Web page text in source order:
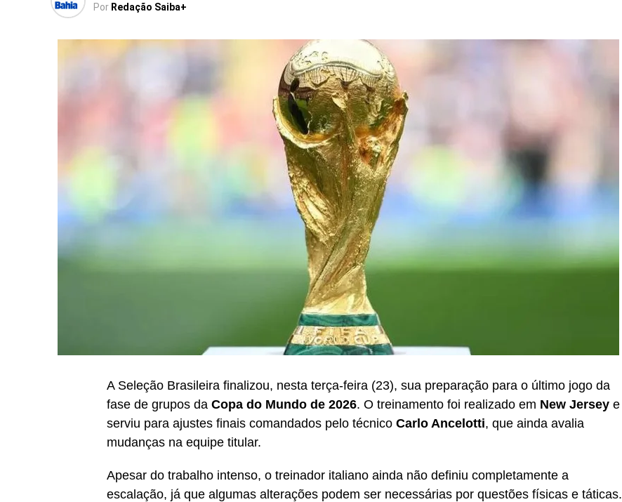
Por Redação Saiba+
A Seleção Brasileira finalizou, nesta terça-feira (23), sua preparação para o último jogo da
fase de grupos da Copa do Mundo de 2026. O treinamento foi realizado em New Jersey e
serviu para ajustes finais comandados pelo técnico Carlo Ancelotti, que ainda avalia
mudanças na equipe titular.
Apesar do trabalho intenso, o treinador italiano ainda não definiu completamente a
escalação, já que algumas alterações podem ser necessárias por questões físicas e táticas.